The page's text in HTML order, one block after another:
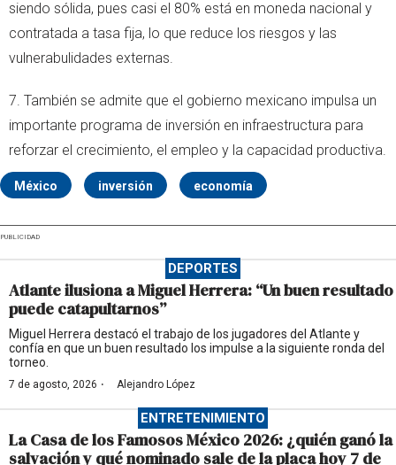
siendo sólida, pues casi el 80% está en moneda nacional y
contratada a tasa fija, lo que reduce los riesgos y las
vulnerabulidades externas.
7. También se admite que el gobierno mexicano impulsa un
importante programa de inversión en infraestructura para
reforzar el crecimiento, el empleo y la capacidad productiva.
México inversión economía
PUBLICIDAD
DEPORTES
Atlante ilusiona a Miguel Herrera: “Un buen resultado
puede catapultarnos”
Miguel Herrera destacó el trabajo de los jugadores del Atlante y
confía en que un buen resultado los impulse a la siguiente ronda del
torneo.
7 de agosto, 2026 · Alejandro López
ENTRETENIMIENTO
La Casa de los Famosos México 2026: ¿quién ganó la
salvación y qué nominado sale de la placa hoy 7 de